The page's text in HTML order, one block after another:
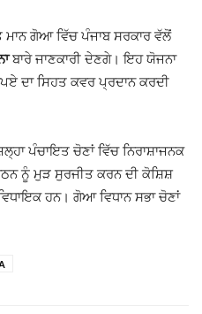
ਮਾਨ ਗੋਆ ਵਿੱਚ ਪੰਜਾਬ ਸਰਕਾਰ ਵੱਲੋਂ
ਬਾਰੇ ਜਾਣਕਾਰੀ ਦੇਣਗੇ। ਇਹ ਯੋਜਨਾ
ਦਾ ਸਿਹਤ ਕਵਰ ਪ੍ਰਦਾਨ ਕਰਦੀ
ਪੰਚਾਇਤ ਚੋਣਾਂ ਵਿੱਚ ਨਿਰਾਸ਼ਾਜਨਕ
ਨੂੰ ਮੁੜ ਸੁਰਜੀਤ ਕਰਨ ਦੀ ਕੋਸ਼ਿਸ਼
ਹਨ। ਗੋਆ ਵਿਧਾਨ ਸਭਾ ਚੋਣਾਂ